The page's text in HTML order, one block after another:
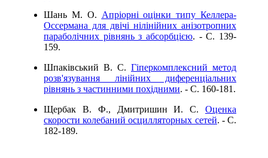
Шань М. О. Апріорні оцінки типу Келлера-
Оссермана для двічі нілінійних анізотропних
параболічних рівнянь з абсорбцією. - C. 139-
159.
Шпаківський В. С. Гіперкомплексний метод
розв'язування лінійних диференціальних
рівнянь з частинними похідними. - C. 160-181.
Щербак В. Ф., Дмитришин И. С. Оценка
скорости колебаний осцилляторных сетей. - C.
182-189.